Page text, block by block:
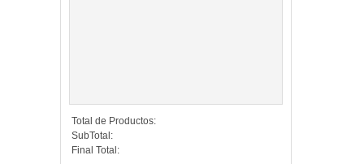
Total de Productos:
SubTotal:
Final Total: